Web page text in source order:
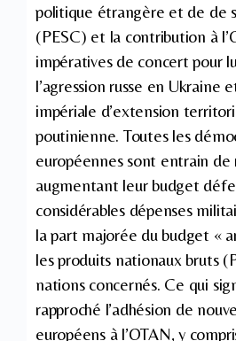
politique étrangère et de de
(PESC) et la contribution à
impératives de concert pour
l’agression russe en Ukraine
impériale d’extension
poutinienne. Toutes les
européennes sont entrain de
augmentant leur budget
considérables dépenses
la part majorée du budget «
les produits nationaux bruts
nations concernés. Ce qui
rapproché l’adhésion de
européens à l’OTAN, y